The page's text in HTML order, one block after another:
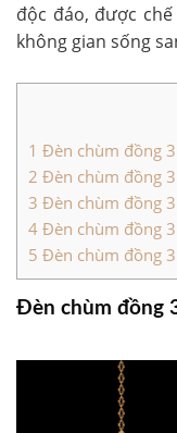
độc đáo, được
không gian sống
1 Đèn chùm đồng
2 Đèn chùm đồng
3 Đèn chùm đồng
4 Đèn chùm đồng
5 Đèn chùm đồng
Đèn chùm đồng